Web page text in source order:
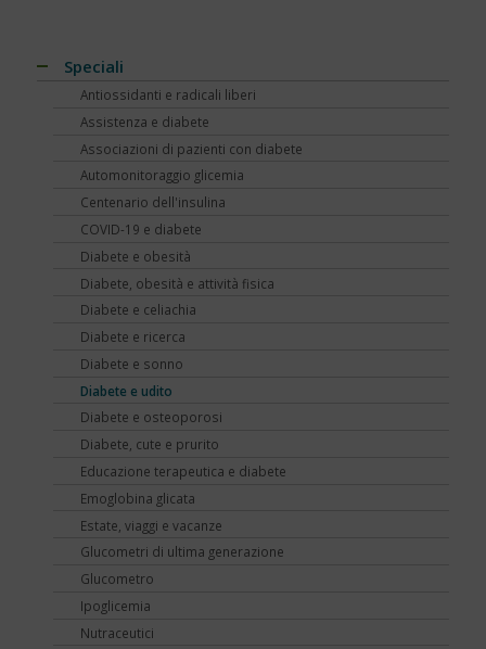
Speciali
Antiossidanti e radicali liberi
Assistenza e diabete
Associazioni di pazienti con diabete
Automonitoraggio glicemia
Centenario dell'insulina
COVID-19 e diabete
Diabete e obesità
Diabete, obesità e attività fisica
Diabete e celiachia
Diabete e ricerca
Diabete e sonno
Diabete e udito
Diabete e osteoporosi
Diabete, cute e prurito
Educazione terapeutica e diabete
Emoglobina glicata
Estate, viaggi e vacanze
Glucometri di ultima generazione
Glucometro
Ipoglicemia
Nutraceutici